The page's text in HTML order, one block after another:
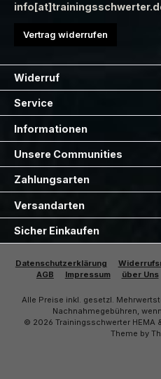
Vertrag widerrufen
Widerruf
Service
Informationen
Unsere Communities
Zahlungsarten
Versandarten
Sicher Einkaufen
Datenschutzerklärung
AGB
Impressum über Uns
Alle Preise inkl. gesetzl.
Nachnahmegebühren,
© 2026 Trainingsschwerter HEMA
Theme by